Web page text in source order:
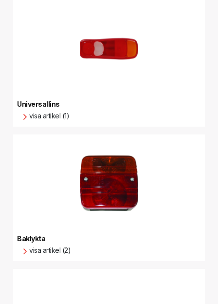
Universallins
visa artikel (1)
Baklykta
visa artikel (2)